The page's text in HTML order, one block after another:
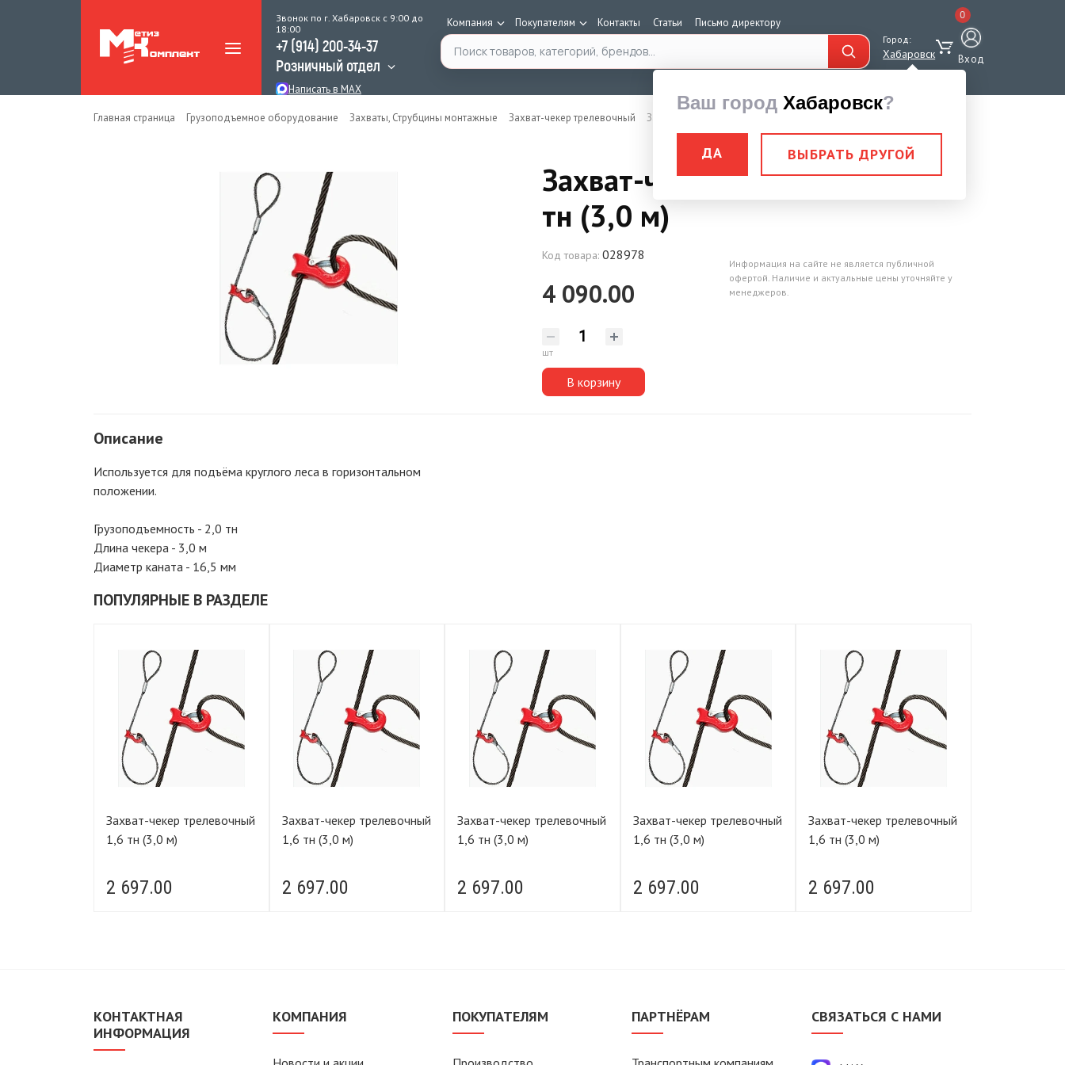
Звонок по г. Хабаровск с 9:00 до
18:00
+7 (914) 200-34-37
Розничный отдел
Написать в MAX
Компания Покупателям Контакты Статьи Письмо директору
Поиск по каталогу Город:
Хабаровск
Ваш город Хабаровск?
ДА ВЫБРАТЬ ДРУГОЙ
0
Вход
Главная страница Грузоподъемное оборудование Захваты, Струбцины монтажные Захват-чекер трелевочный Захват-чекер трелевочный 2,0 тн (3,0 м)
Захват-чекер трелевочный 2,0
тн (3,0 м)
Код товара: 028978
4 090.00
шт
В корзину
Информация на сайте не является публичной
офертой. Наличие и актуальные цены уточняйте у
менеджеров.
Описание
Используется для подъёма круглого леса в горизонтальном
положении.
Грузоподъемность - 2,0 тн
Длина чекера - 3,0 м
Диаметр каната - 16,5 мм
ПОПУЛЯРНЫЕ В РАЗДЕЛЕ
Захват-чекер трелевочный
1,6 тн (3,0 м)
2 697.00
Захват-чекер трелевочный
1,6 тн (3,0 м)
2 697.00
Захват-чекер трелевочный
1,6 тн (3,0 м)
2 697.00
Захват-чекер трелевочный
1,6 тн (3,0 м)
2 697.00
Захват-чекер трелевочный
1,6 тн (3,0 м)
2 697.00
КОНТАКТНАЯ
ИНФОРМАЦИЯ
КОМПАНИЯ ПОКУПАТЕЛЯМ ПАРТНЁРАМ СВЯЗАТЬСЯ С НАМИ